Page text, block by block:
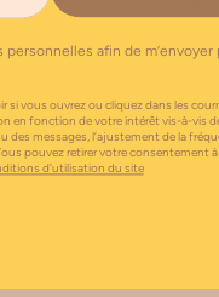
de toutes les
absente du
On peut
les huiles
afin de m’envoyer
si vous ouvrez ou cliquez dans les
en fonction de votre intérêt vis-à-vis
messages, l’ajustement de la
pouvez retirer votre consentement
d’utilisation du site